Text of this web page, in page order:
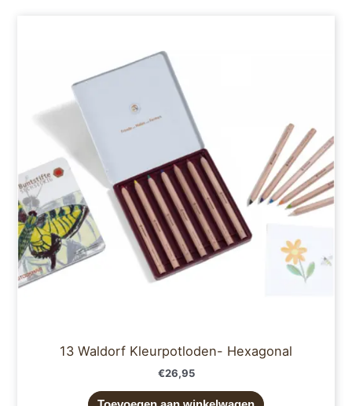
13 Waldorf Kleurpotloden- Hexagonal
€26,95